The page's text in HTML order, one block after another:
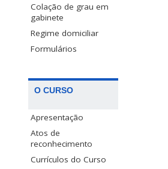
Colação de grau em
gabinete
Regime domiciliar
Formulários
O CURSO
Apresentação
Atos de
reconhecimento
Currículos do Curso